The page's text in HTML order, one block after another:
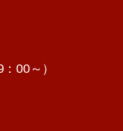
00～）